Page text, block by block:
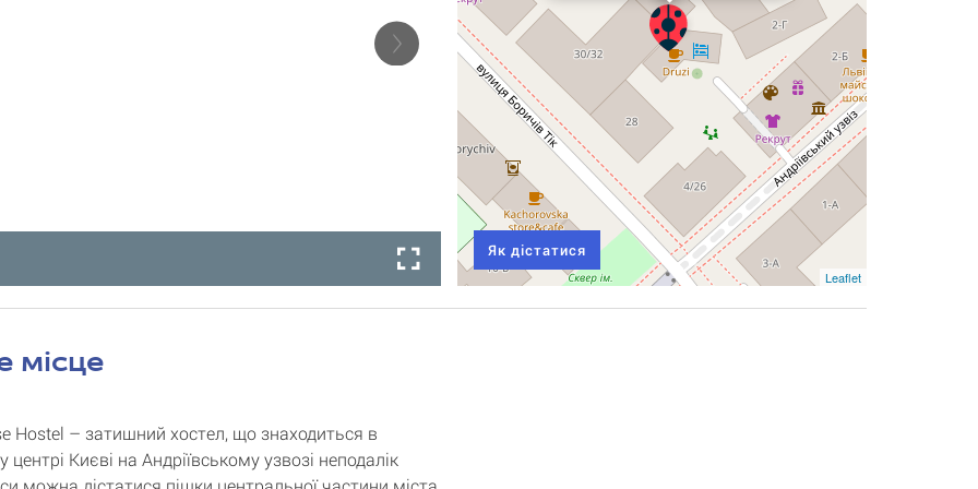
Leaflet
Як дістатися
місце
Hostel – затишний хостел, що знаходиться в
центрі Києві на Андріївському узвозі неподалік